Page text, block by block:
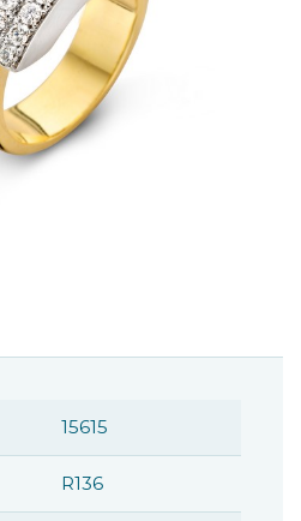
15615
R136